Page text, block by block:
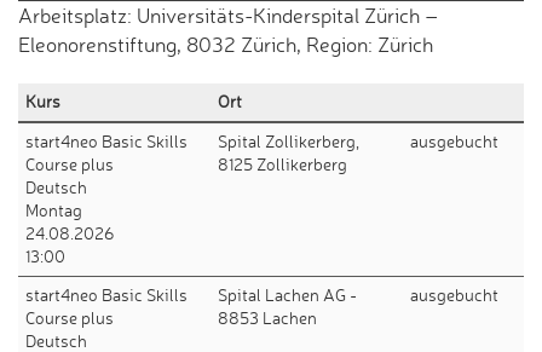
Arbeitsplatz: Universitäts-Kinderspital Zürich –
Eleonorenstiftung, 8032 Zürich, Region: Zürich
Kurs Ort
start4neo Basic Skills
Course plus
Deutsch
Montag
24.08.2026
13:00
Spital Zollikerberg,
8125 Zollikerberg
ausgebucht
start4neo Basic Skills
Course plus
Deutsch
Spital Lachen AG -
8853 Lachen
ausgebucht